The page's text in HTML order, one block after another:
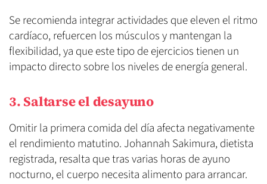
Se recomienda integrar actividades que eleven el ritmo
cardíaco, refuercen los músculos y mantengan la
flexibilidad, ya que este tipo de ejercicios tienen un
impacto directo sobre los niveles de energía general.
3. Saltarse el desayuno
Omitir la primera comida del día afecta negativamente
el rendimiento matutino. Johannah Sakimura, dietista
registrada, resalta que tras varias horas de ayuno
nocturno, el cuerpo necesita alimento para arrancar.